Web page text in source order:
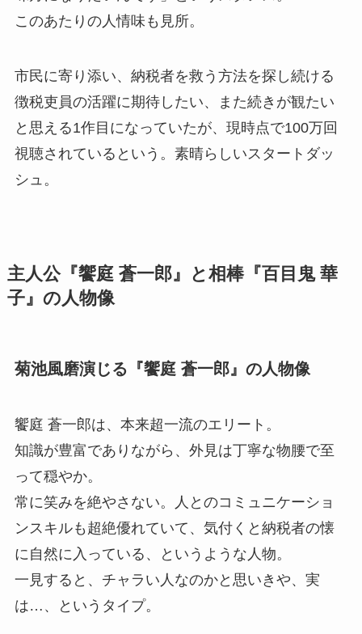
このあたりの人情味も見所。
市民に寄り添い、納税者を救う方法を探し続ける
徴税吏員の活躍に期待したい、また続きが観たい
と思える1作目になっていたが、現時点で100万回
視聴されているという。素晴らしいスタートダッ
シュ。
主人公『饗庭 蒼一郎』と相棒『百目鬼 華
子』の人物像
菊池風磨演じる『饗庭 蒼一郎』の人物像
饗庭 蒼一郎は、本来超一流のエリート。
知識が豊富でありながら、外見は丁寧な物腰で至
って穏やか。
常に笑みを絶やさない。人とのコミュニケーショ
ンスキルも超絶優れていて、気付くと納税者の懐
に自然に入っている、というような人物。
一見すると、チャラい人なのかと思いきや、実
は…、というタイプ。